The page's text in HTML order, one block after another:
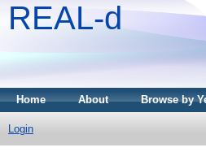
REAL-d
Home About Browse by
Login